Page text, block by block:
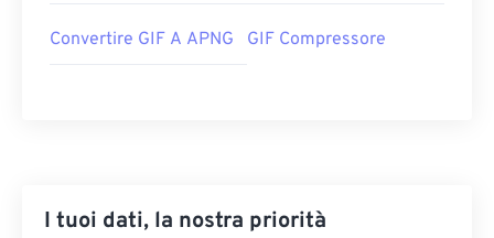
Convertire GIF A APNG GIF Compressore
I tuoi dati, la nostra priorità